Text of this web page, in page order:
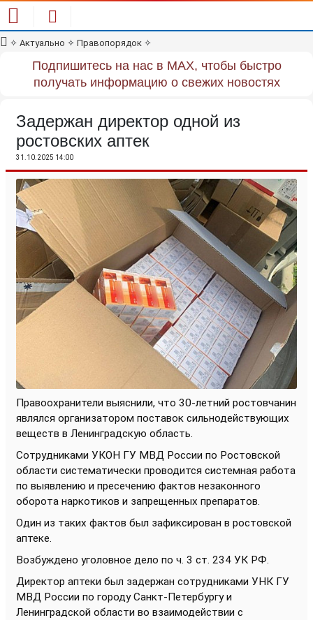
✧ Актуально ✧ Правопорядок ✧
Подпишитесь на нас в MAX, чтобы быстро
получать информацию о свежих новостях
Задержан директор одной из
ростовских аптек
31.10.2025 14:00
Правоохранители выяснили, что 30-летний ростовчанин
являлся организатором поставок сильнодействующих
веществ в Ленинградскую область.
Сотрудниками УКОН ГУ МВД России по Ростовской
области систематически проводится системная работа
по выявлению и пресечению фактов незаконного
оборота наркотиков и запрещенных препаратов.
Один из таких фактов был зафиксирован в ростовской
аптеке.
Возбуждено уголовное дело по ч. 3 ст. 234 УК РФ.
Директор аптеки был задержан сотрудниками УНК ГУ
МВД России по городу Санкт-Петербургу и
Ленинградской области во взаимодействии с